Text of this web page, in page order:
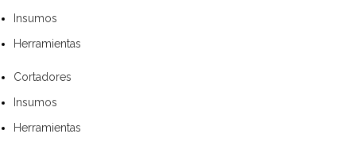
Insumos
Herramientas
Cortadores
Insumos
Herramientas